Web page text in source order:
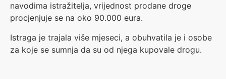
navodima istražitelja, vrijednost prodane droge
procjenjuje se na oko 90.000 eura.
Istraga je trajala više mjeseci, a obuhvatila je i osobe
za koje se sumnja da su od njega kupovale drogu.